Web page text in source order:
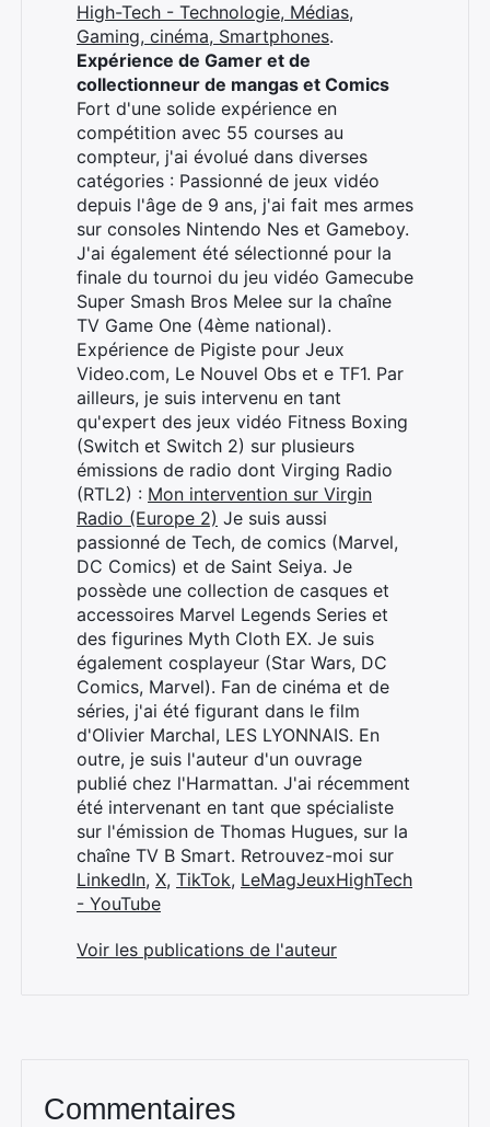
High-Tech - Technologie, Médias,
Gaming, cinéma, Smartphones.
Expérience de Gamer et de
collectionneur de mangas et Comics
Fort d'une solide expérience en
compétition avec 55 courses au
compteur, j'ai évolué dans diverses
catégories : Passionné de jeux vidéo
depuis l'âge de 9 ans, j'ai fait mes armes
sur consoles Nintendo Nes et Gameboy.
J'ai également été sélectionné pour la
finale du tournoi du jeu vidéo Gamecube
Super Smash Bros Melee sur la chaîne
TV Game One (4ème national).
Expérience de Pigiste pour Jeux
Video.com, Le Nouvel Obs et e TF1. Par
ailleurs, je suis intervenu en tant
qu'expert des jeux vidéo Fitness Boxing
(Switch et Switch 2) sur plusieurs
émissions de radio dont Virging Radio
(RTL2) : Mon intervention sur Virgin
Radio (Europe 2) Je suis aussi
passionné de Tech, de comics (Marvel,
DC Comics) et de Saint Seiya. Je
possède une collection de casques et
accessoires Marvel Legends Series et
des figurines Myth Cloth EX. Je suis
également cosplayeur (Star Wars, DC
Comics, Marvel). Fan de cinéma et de
séries, j'ai été figurant dans le film
d'Olivier Marchal, LES LYONNAIS. En
outre, je suis l'auteur d'un ouvrage
publié chez l'Harmattan. J'ai récemment
été intervenant en tant que spécialiste
sur l'émission de Thomas Hugues, sur la
chaîne TV B Smart. Retrouvez-moi sur
LinkedIn, X, TikTok, LeMagJeuxHighTech
- YouTube
Voir les publications de l'auteur
Commentaires
Rechercher
: